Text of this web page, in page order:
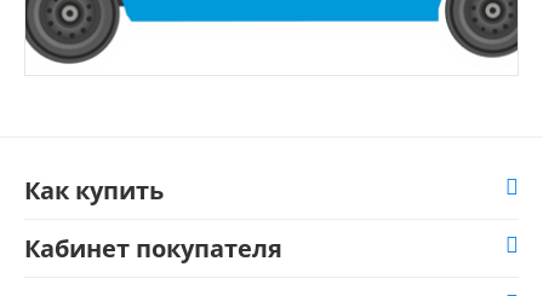
Как купить
Кабинет покупателя